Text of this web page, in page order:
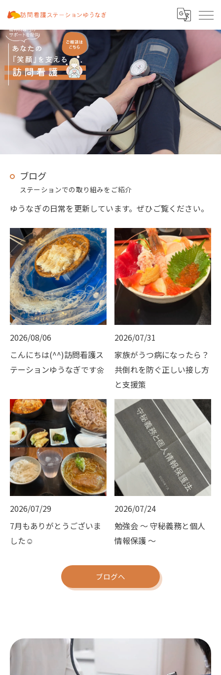
ブログ
ステーションでの取り組みをご紹介
ゆうなぎの日常を更新しています。ぜひご覧ください。
2026/08/06
こんにちは(^^)訪問看護ス
テーションゆうなぎです🌼
2026/07/31
家族がうつ病になったら？
共倒れを防ぐ正しい接し方
と支援策
2026/07/29
7月もありがとうございま
した☺️
2026/07/24
勉強会 ～ 守秘義務と個人
情報保護 ～
ブログへ